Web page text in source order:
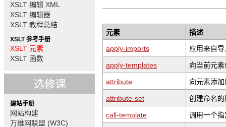
XSLT 编辑 XML
XSLT 编辑器
XSLT 教程总结
XSLT 参考手册
XSLT 元素
XSLT 函数
建站手册
网站构建
万维网联盟 (W3C)
元素
描述
apply-imports
应用来自
apply-templates 向当前元
attribute 向元素添
attribute-set 创建命名
call-template 调用一个